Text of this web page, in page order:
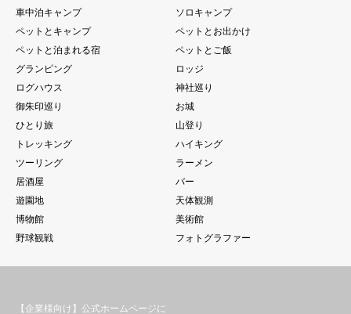
車中泊キャンプ
ソロキャンプ
ペットとキャンプ
ペットとお出かけ
ペットと泊まれる宿
ペットとご飯
グランピング
ロッジ
ログハウス
神社巡り
御朱印巡り
お城
ひとり旅
山登り
トレッキング
ハイキング
ツーリング
ラーメン
居酒屋
バー
遊園地
天体観測
博物館
美術館
野球観戦
フォトグラファー
【企業様向け】公式ホームページに